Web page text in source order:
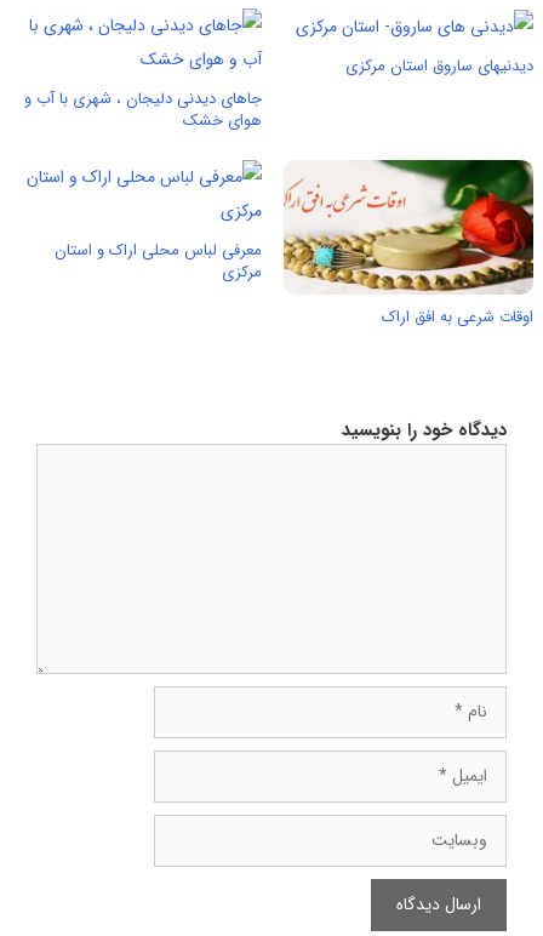
دیدنیهای ساروق استان مرکزی
جاهای دیدنی دلیجان ، شهری با آب و
هوای خشک
اوقات شرعی به افق اراک
معرفی لباس محلی اراک و استان
مرکزی
دیدگاه خود را بنویسید
ایمیل
وبسایت